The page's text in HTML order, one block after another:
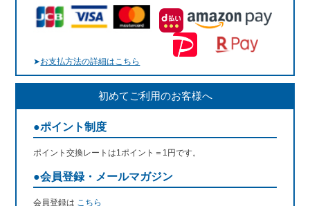
➤お支払方法の詳細はこちら
初めてご利用のお客様へ
●ポイント制度
ポイント交換レートは1ポイント＝1円です。
●会員登録・メールマガジン
会員登録は こちら